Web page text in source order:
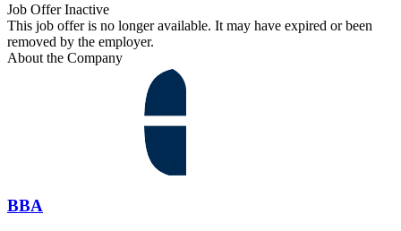
Job Offer Inactive
This job offer is no longer available. It may have expired or been
removed by the employer.
About the Company
BBA